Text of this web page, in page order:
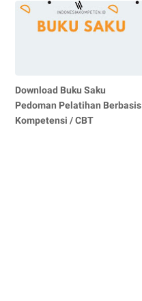
Download Buku Saku
Pedoman Pelatihan Berbasis
Kompetensi / CBT